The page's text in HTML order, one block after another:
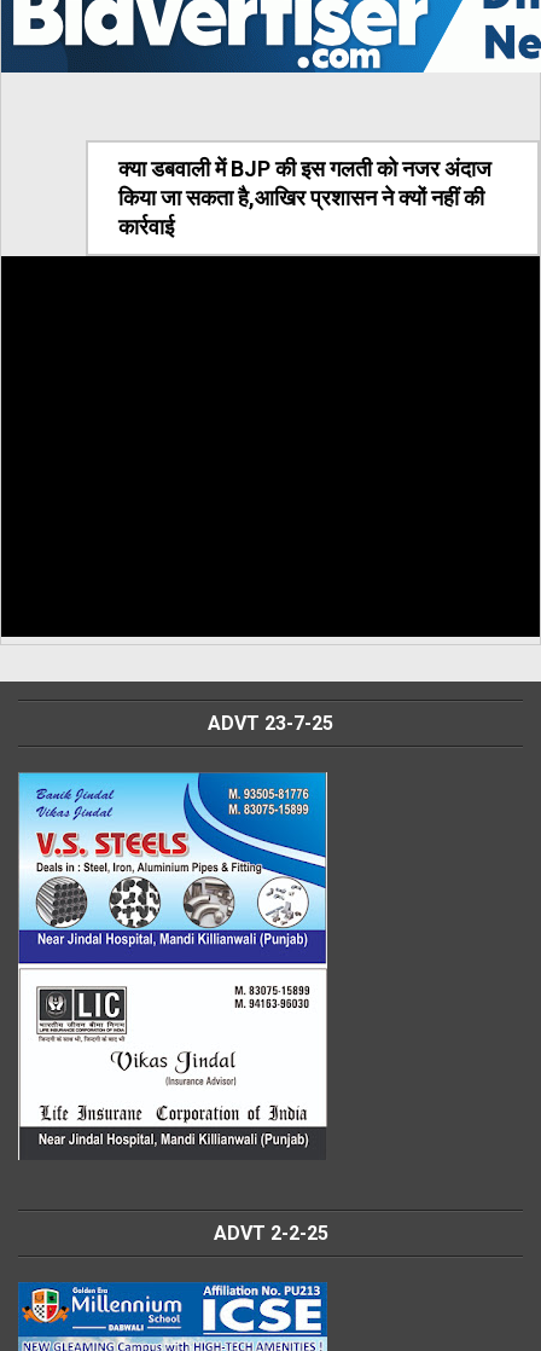
क्या डबवाली में BJP की इस गलती को नजर अंदाज
किया जा सकता है,आखिर प्रशासन ने क्यों नहीं की
कार्रवाई
ADVT 23-7-25
ADVT 2-2-25